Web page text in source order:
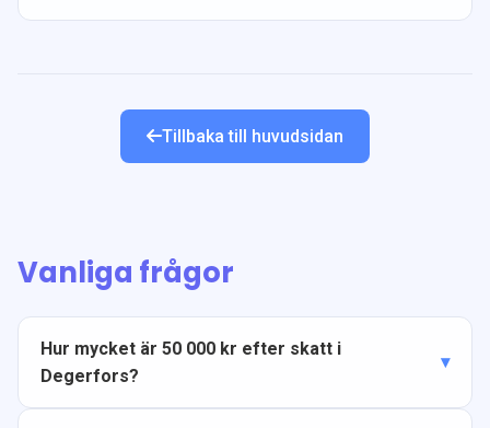
Tillbaka till huvudsidan
Vanliga frågor
Hur mycket är 50 000 kr efter skatt i
Degerfors?